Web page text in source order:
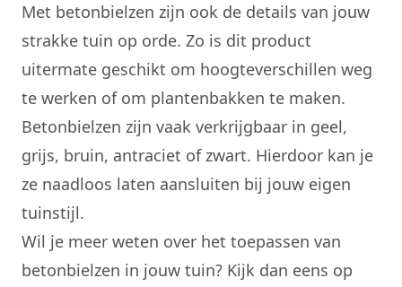
Met betonbielzen zijn ook de details van jouw
strakke tuin op orde. Zo is dit product
uitermate geschikt om hoogteverschillen weg
te werken of om plantenbakken te maken.
Betonbielzen zijn vaak verkrijgbaar in geel,
grijs, bruin, antraciet of zwart. Hierdoor kan je
ze naadloos laten aansluiten bij jouw eigen
tuinstijl.
Wil je meer weten over het toepassen van
betonbielzen in jouw tuin? Kijk dan eens op